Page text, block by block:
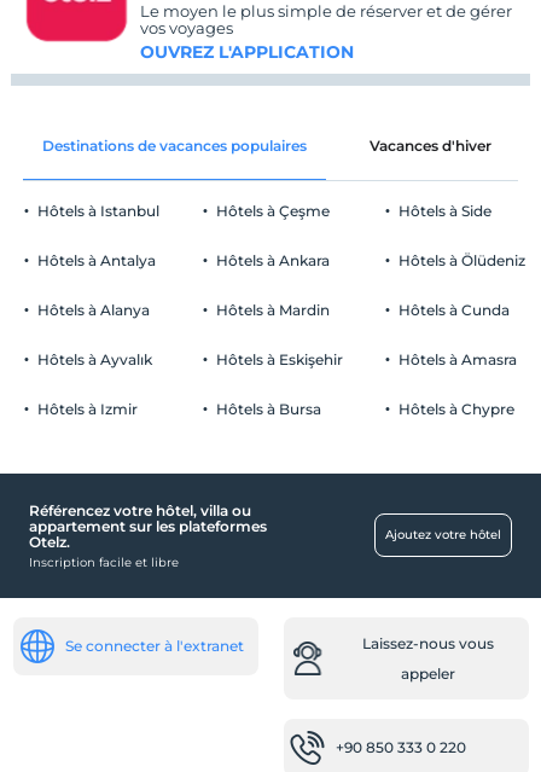
Le moyen le plus simple de réserver et de gérer
vos voyages
OUVREZ L'APPLICATION
Destinations de vacances populaires Vacances d'hiver
Hôtels à Istanbul
Hôtels à Antalya
Hôtels à Alanya
Hôtels à Ayvalık
Hôtels à Izmir
Hôtels à Çeşme
Hôtels à Ankara
Hôtels à Mardin
Hôtels à Eskişehir
Hôtels à Bursa
Hôtels à Side
Hôtels à Ölüdeniz
Hôtels à Cunda
Hôtels à Amasra
Hôtels à Chypre
Référencez votre hôtel, villa ou
appartement sur les plateformes
Otelz.
Inscription facile et libre
Ajoutez votre hôtel
Se connecter à l'extranet
Laissez-nous vous
appeler
+90 850 333 0 220